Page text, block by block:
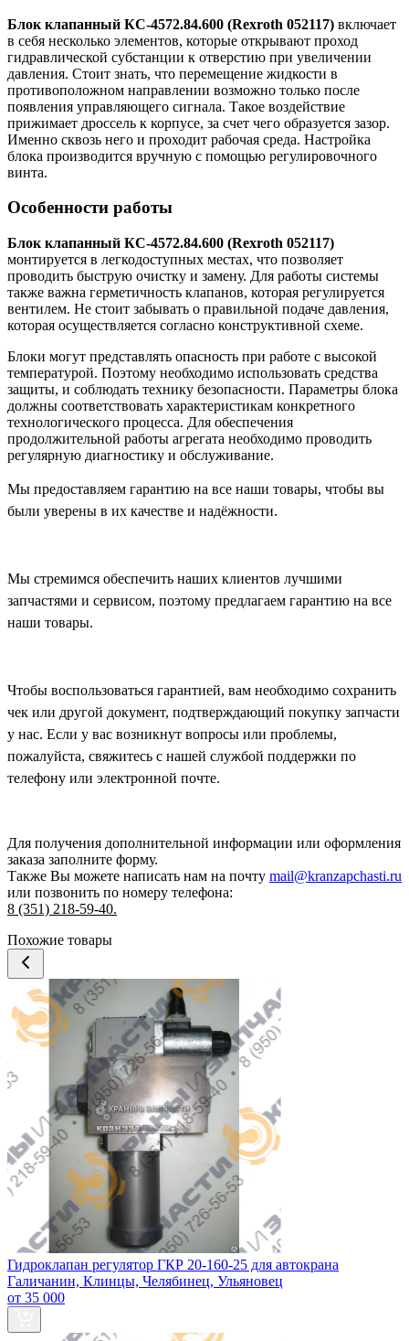
Блок клапанный КС-4572.84.600 (Rexroth 052117) включает
в себя несколько элементов, которые открывают проход
гидравлической субстанции к отверстию при увеличении
давления. Стоит знать, что перемещение жидкости в
противоположном направлении возможно только после
появления управляющего сигнала. Такое воздействие
прижимает дроссель к корпусе, за счет чего образуется зазор.
Именно сквозь него и проходит рабочая среда. Настройка
блока производится вручную с помощью регулировочного
винта.
Особенности работы
Блок клапанный КС-4572.84.600 (Rexroth 052117)
монтируется в легкодоступных местах, что позволяет
проводить быструю очистку и замену. Для работы системы
также важна герметичность клапанов, которая регулируется
вентилем. Не стоит забывать о правильной подаче давления,
которая осуществляется согласно конструктивной схеме.
Блоки могут представлять опасность при работе с высокой
температурой. Поэтому необходимо использовать средства
защиты, и соблюдать технику безопасности. Параметры блока
должны соответствовать характеристикам конкретного
технологического процесса. Для обеспечения
продолжительной работы агрегата необходимо проводить
регулярную диагностику и обслуживание.
Мы предоставляем гарантию на все наши товары, чтобы вы
были уверены в их качестве и надёжности.
Мы стремимся обеспечить наших клиентов лучшими
запчастями и сервисом, поэтому предлагаем гарантию на все
наши товары.
Чтобы воспользоваться гарантией, вам необходимо сохранить
чек или другой документ, подтверждающий покупку запчасти
у нас. Если у вас возникнут вопросы или проблемы,
пожалуйста, свяжитесь с нашей службой поддержки по
телефону или электронной почте.
Для получения дополнительной информации или оформления
заказа заполните форму.
Также Вы можете написать нам на почту mail@kranzapchasti.ru
или позвонить по номеру телефона:
8 (351) 218-59-40.
Похожие товары
Гидроклапан регулятор ГКР 20-160-25 для автокрана
Галичанин, Клинцы, Челябинец, Ульяновец
от 35 000